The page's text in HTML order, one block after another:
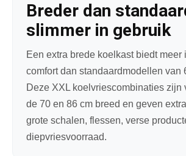
Breder dan
slimmer in gebruik
Een extra brede koelkast biedt meer
comfort dan standaardmodellen van
Deze XXL koelvriescombinaties zijn
de 70 en 86 cm breed en geven
grote schalen, flessen, verse
diepvriesvoorraad.